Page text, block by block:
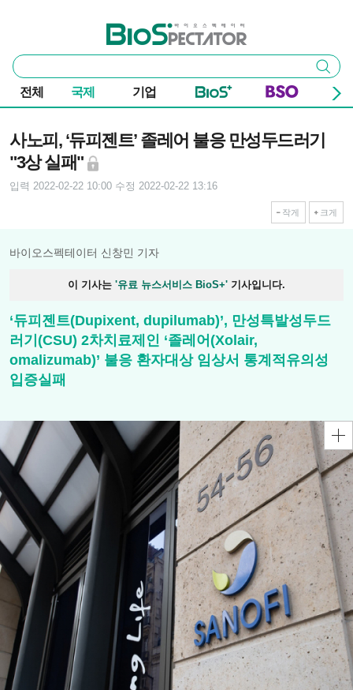
바이오스펙테이터
통
합
검
색
검색
전체 국제 기업
사노피, ‘듀피젠트’ 졸레어 불응 만성두드러기
"3상 실패"
입력 2022-02-22 10:00 수정 2022-02-22 13:16
작게 크게
바이오스펙테이터 신창민 기자
이 기사는 '유료 뉴스서비스 BioS+' 기사입니다.
‘듀피젠트(Dupixent, dupilumab)’, 만성특발성두드
러기(CSU) 2차치료제인 ‘졸레어(Xolair,
omalizumab)’ 불응 환자대상 임상서 통계적유의성
입증실패